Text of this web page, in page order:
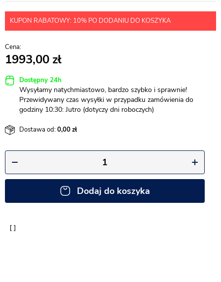
KUPON RABATOWY: 10% PO DODANIU DO KOSZYKA
1993,00
Dostępny 24h
Wysyłamy natychmiastowo, bardzo szybko i sprawnie!
Przewidywany czas wysyłki w przypadku zamówienia do
godziny 10:30: Jutro (dotyczy dni roboczych)
Dostawa od:0,00
Dodaj do koszyka